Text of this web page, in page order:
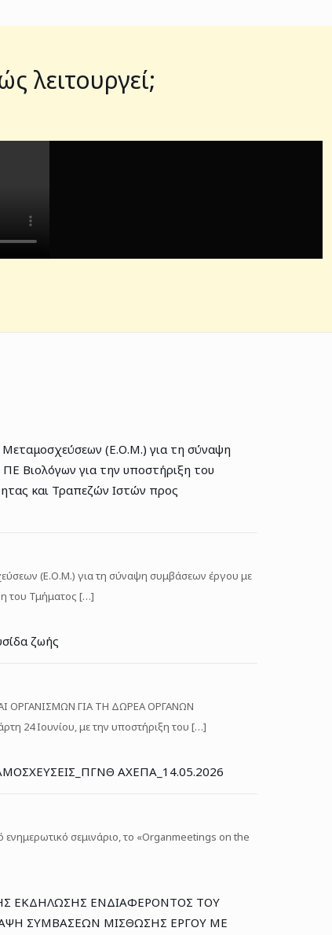
λειτουργεί;
Μεταμοσχεύσεων (Ε.Ο.Μ.) για τη σύναψη
Βιολόγων για την υποστήριξη του
και Τραπεζών Ιστών προς
(Ε.Ο.Μ.) για τη σύναψη συμβάσεων έργου με
του Τμήματος […]
ζωής
ΟΡΓΑΝΙΣΜΩΝ ΓΙΑ ΤΗ ΔΩΡΕΑ ΟΡΓΑΝΩΝ
24 Ιουνίου, με την υποστήριξη του […]
ΑΧΕΠΑ_14.05.2026
σεμινάριο, το «Organmeetings on the
ΕΚΔΗΛΩΣΗΣ ΕΝΔΙΑΦΕΡΟΝΤΟΣ ΤΟΥ
ΣΥΜΒΑΣΕΩΝ ΜΙΣΘΩΣΗΣ ΕΡΓΟΥ ΜΕ